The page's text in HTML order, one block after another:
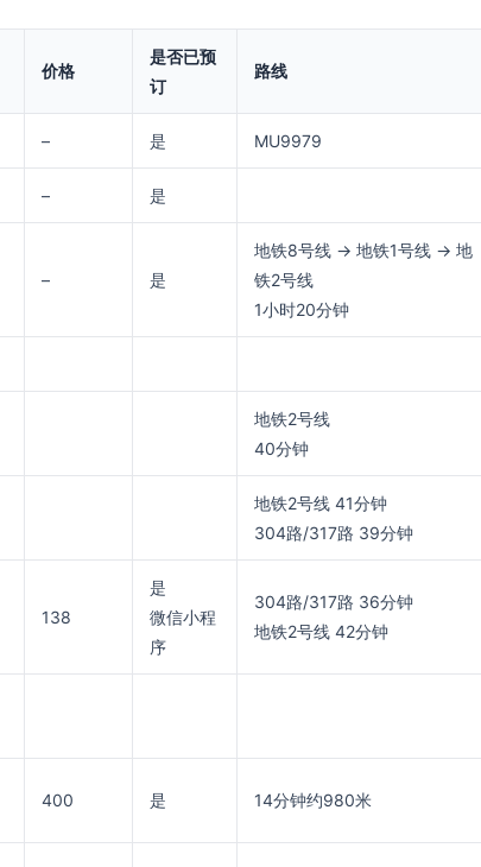
价格
是否已预
订
路线
– 是 MU9979
– 是
– 是
地铁8号线 → 地铁1号线 → 地
铁2号线
1小时20分钟
地铁2号线
40分钟
地铁2号线 41分钟
304路/317路 39分钟
138
是
微信小程
序
304路/317路 36分钟
地铁2号线 42分钟
400 是 14分钟约980米